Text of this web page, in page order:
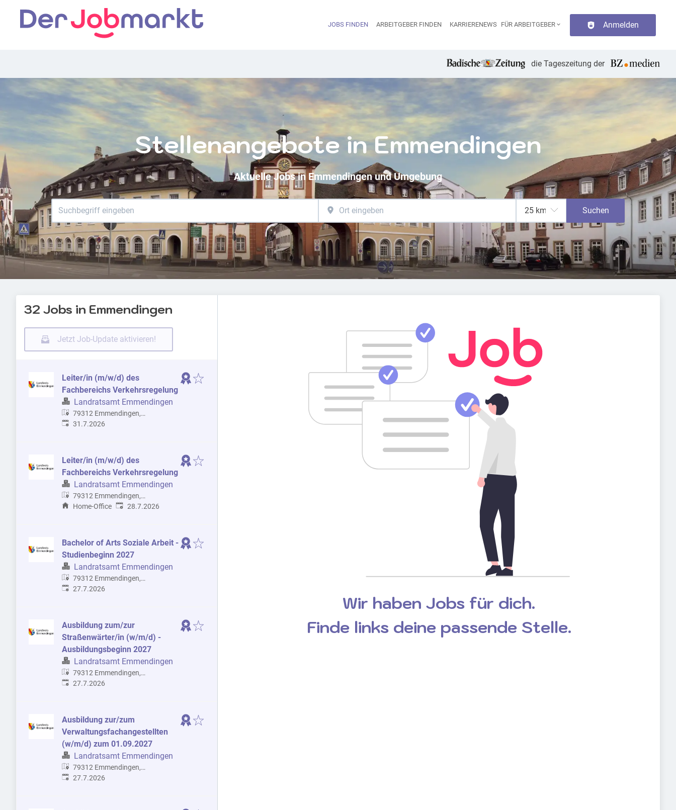
Haupt-Navigation
JOBS FINDEN ARBEITGEBER FINDEN KARRIERENEWS FÜR ARBEITGEBER Anmelden
die Tageszeitung der
Stellenangebote in Emmendingen
Aktuelle Jobs in Emmendingen und Umgebung
Suchen
32 Jobs in Emmendingen
Jetzt Job-Update aktivieren!
Leiter/in (m/w/d) des
Fachbereichs Verkehrsregelung
Landratsamt Emmendingen
79312 Emmendingen,
Deutschland
Veröffentlicht:
31.7.2026
Leiter/in (m/w/d) des
Fachbereichs Verkehrsregelung
Landratsamt Emmendingen
79312 Emmendingen,
Deutschland
Home-Office Veröffentlicht:
28.7.2026
Bachelor of Arts Soziale Arbeit -
Studienbeginn 2027
Landratsamt Emmendingen
79312 Emmendingen,
Deutschland
Veröffentlicht:
27.7.2026
Ausbildung zum/zur
Straßenwärter/in (w/m/d) -
Ausbildungsbeginn 2027
Landratsamt Emmendingen
79312 Emmendingen,
Deutschland
Veröffentlicht:
27.7.2026
Ausbildung zur/zum
Verwaltungsfachangestellten
(w/m/d) zum 01.09.2027
Landratsamt Emmendingen
79312 Emmendingen,
Deutschland
Veröffentlicht:
27.7.2026
Wir haben Jobs für dich.
Finde links deine passende Stelle.